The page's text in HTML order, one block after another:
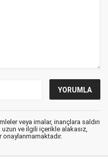
veya imalar, inançlara saldırı
uzun ve ilgili içerikle alakasız,
onaylanmamaktadır.